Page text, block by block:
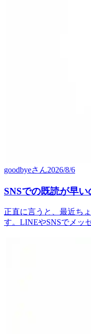
goodbyeさん2026/8/6
SNSでの既読が早
正直に言うと、最近ち
す。LINEやSNSでメッ